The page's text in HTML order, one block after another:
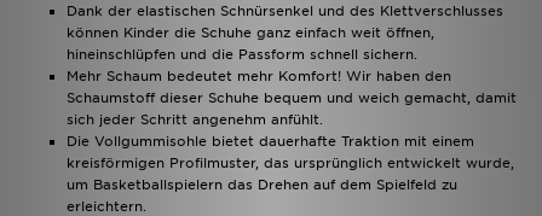
Dank der elastischen Schnürsenkel und des Klettverschlusses
können Kinder die Schuhe ganz einfach weit öffnen,
hineinschlüpfen und die Passform schnell sichern.
Mehr Schaum bedeutet mehr Komfort! Wir haben den
Schaumstoff dieser Schuhe bequem und weich gemacht, damit
sich jeder Schritt angenehm anfühlt.
Die Vollgummisohle bietet dauerhafte Traktion mit einem
kreisförmigen Profilmuster, das ursprünglich entwickelt wurde,
um Basketballspielern das Drehen auf dem Spielfeld zu
erleichtern.